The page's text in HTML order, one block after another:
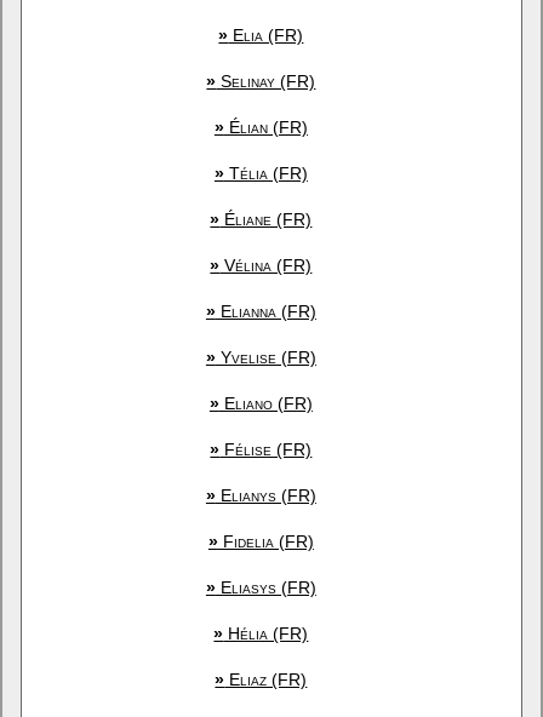
» Elia (FR)
» Selinay (FR)
»Élian (FR)
»Télia (FR)
» Éliane (FR)
» Vélina (FR)
»Elianna (FR)
»Yvelise (FR)
»Eliano (FR)
» Félise (FR)
»Elianys (FR)
»Fidelia (FR)
»Eliasys (FR)
» Hélia (FR)
» Eliaz (FR)